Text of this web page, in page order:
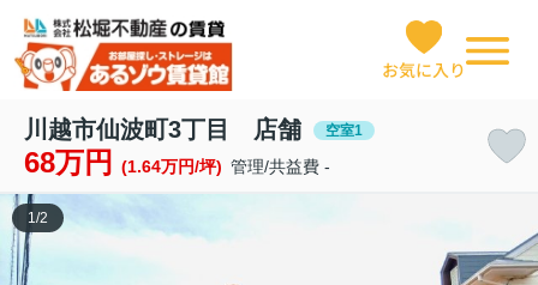
お気に入り
川越市仙波町3丁目 店舗 空室1
68万円 (1.64万円/坪) 管理/共益費 -
1/2